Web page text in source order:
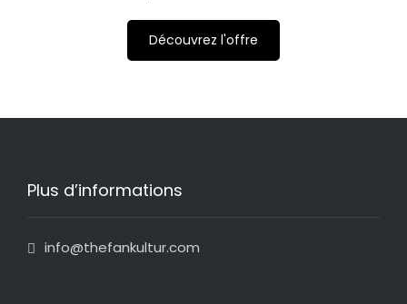
Découvrez l'offre
Plus d’informations
info@thefankultur.com